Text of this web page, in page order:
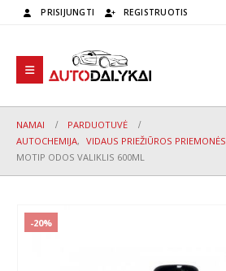
PRISIJUNGTI REGISTRUOTIS
NAMAI
PARDUOTUVĖ
AUTOCHEMIJA, VIDAUS PRIEŽIŪROS PRIEMONĖS
MOTIP ODOS VALIKLIS 600ML
-20%